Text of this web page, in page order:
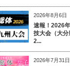
2026年8月6日
速報！2026
技大会（大分
2...
2026年7月31日